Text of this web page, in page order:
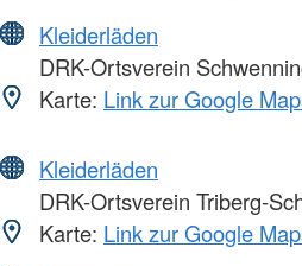
Kleiderläden
DRK-Ortsverein
Karte: Link zur Google
Kleiderläden
DRK-Ortsverein Triberg-
Karte: Link zur Google